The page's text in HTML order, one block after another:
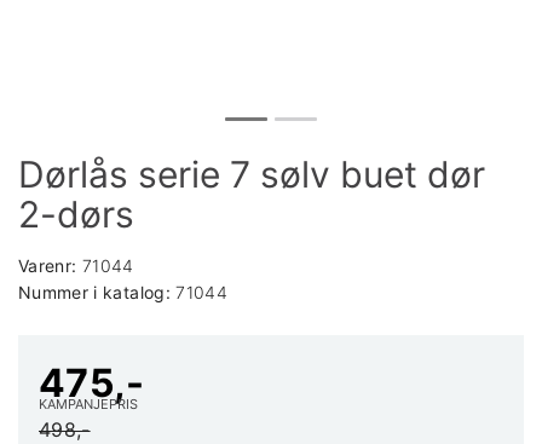
Dørlås serie 7 sølv buet dør
2-dørs
Varenr: 71044
Nummer i katalog:71044
475,-
KAMPANJEPRIS
498,-